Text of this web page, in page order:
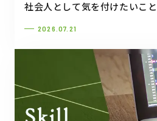
社会人として気を付けたいこと
2026.07.21